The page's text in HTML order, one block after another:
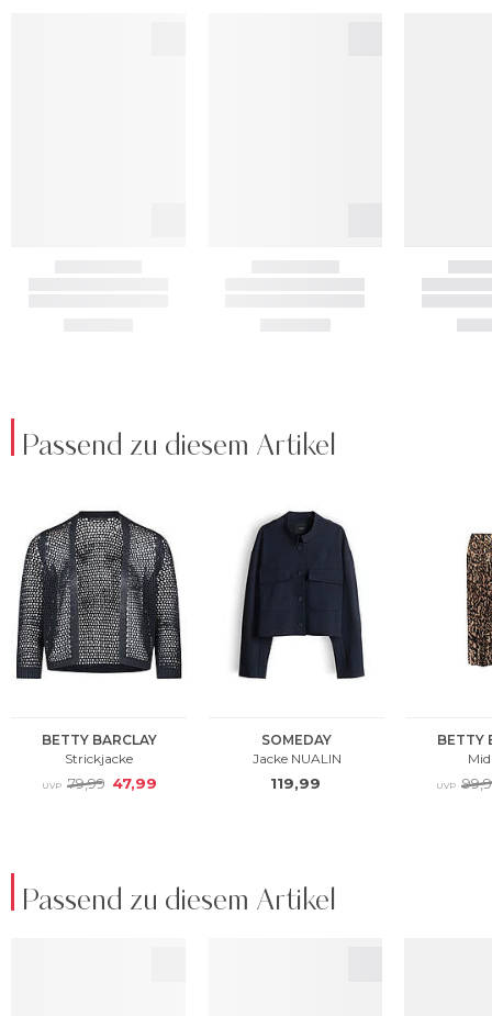
Passend zu diesem Artikel
Passend zu diesem Artikel